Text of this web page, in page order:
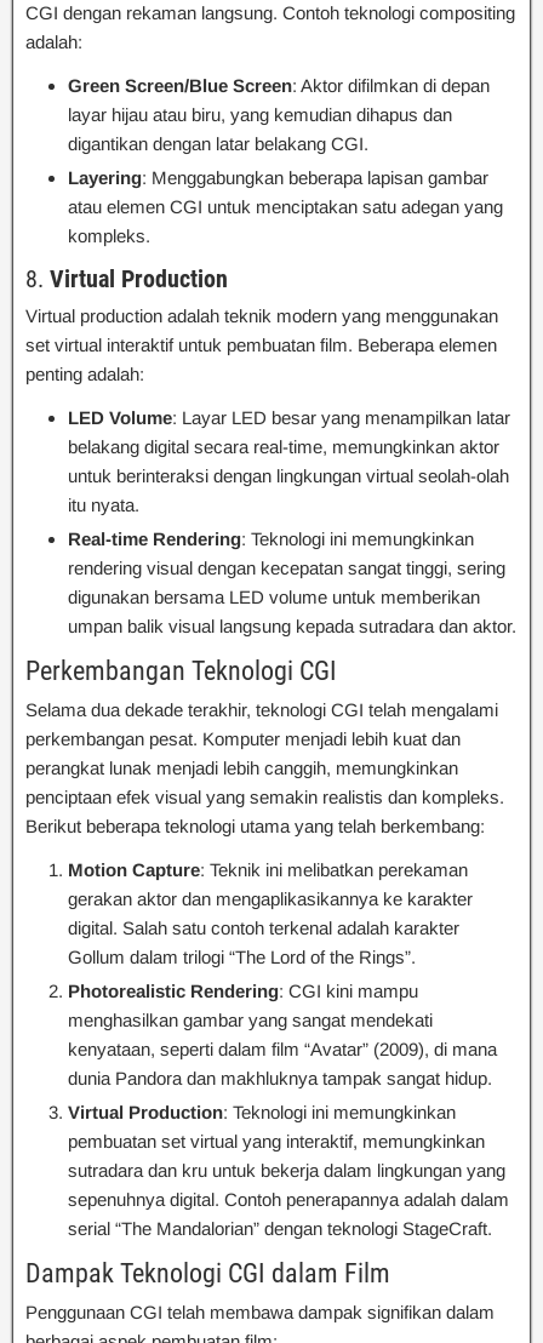
CGI dengan rekaman langsung. Contoh teknologi compositing
adalah:
Green Screen/Blue Screen: Aktor difilmkan di depan
layar hijau atau biru, yang kemudian dihapus dan
digantikan dengan latar belakang CGI.
Layering: Menggabungkan beberapa lapisan gambar
atau elemen CGI untuk menciptakan satu adegan yang
kompleks.
8. Virtual Production
Virtual production adalah teknik modern yang menggunakan
set virtual interaktif untuk pembuatan film. Beberapa elemen
penting adalah:
LED Volume: Layar LED besar yang menampilkan latar
belakang digital secara real-time, memungkinkan aktor
untuk berinteraksi dengan lingkungan virtual seolah-olah
itu nyata.
Real-time Rendering: Teknologi ini memungkinkan
rendering visual dengan kecepatan sangat tinggi, sering
digunakan bersama LED volume untuk memberikan
umpan balik visual langsung kepada sutradara dan aktor.
Perkembangan Teknologi CGI
Selama dua dekade terakhir, teknologi CGI telah mengalami
perkembangan pesat. Komputer menjadi lebih kuat dan
perangkat lunak menjadi lebih canggih, memungkinkan
penciptaan efek visual yang semakin realistis dan kompleks.
Berikut beberapa teknologi utama yang telah berkembang:
Motion Capture: Teknik ini melibatkan perekaman
gerakan aktor dan mengaplikasikannya ke karakter
digital. Salah satu contoh terkenal adalah karakter
Gollum dalam trilogi “The Lord of the Rings”.
Photorealistic Rendering: CGI kini mampu
menghasilkan gambar yang sangat mendekati
kenyataan, seperti dalam film “Avatar” (2009), di mana
dunia Pandora dan makhluknya tampak sangat hidup.
Virtual Production: Teknologi ini memungkinkan
pembuatan set virtual yang interaktif, memungkinkan
sutradara dan kru untuk bekerja dalam lingkungan yang
sepenuhnya digital. Contoh penerapannya adalah dalam
serial “The Mandalorian” dengan teknologi StageCraft.
Dampak Teknologi CGI dalam Film
Penggunaan CGI telah membawa dampak signifikan dalam